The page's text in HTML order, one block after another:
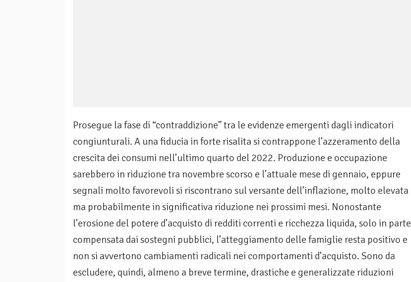
Prosegue la fase di “contraddizione” tra le evidenze emergenti dagli indicatori
congiunturali. A una fiducia in forte risalita si contrappone l’azzeramento della
crescita dei consumi nell’ultimo quarto del 2022. Produzione e occupazione
sarebbero in riduzione tra novembre scorso e l’attuale mese di gennaio, eppure
segnali molto favorevoli si riscontrano sul versante dell’inflazione, molto elevata
ma probabilmente in significativa riduzione nei prossimi mesi. Nonostante
l’erosione del potere d’acquisto di redditi correnti e ricchezza liquida, solo in parte
compensata dai sostegni pubblici, l’atteggiamento delle famiglie resta positivo e
non si avvertono cambiamenti radicali nei comportamenti d’acquisto. Sono da
escludere, quindi, almeno a breve termine, drastiche e generalizzate riduzioni